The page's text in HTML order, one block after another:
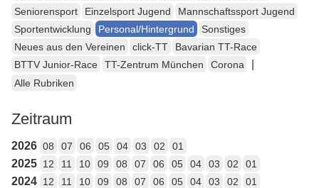
Seniorensport
Einzelsport Jugend
Mannschaftssport Jugend
Sportentwicklung
Personal/Hintergrund
Sonstiges
Neues aus den Vereinen
click-TT
Bavarian TT-Race
BTTV Junior-Race
TT-Zentrum München Corona
Alle Rubriken
Zeitraum
2026 08 07 06 05 04 03 02 01
2025 12 11 10 09 08 07 06 05 04 03 02 01
2024 12 11 10 09 08 07 06 05 04 03 02 01